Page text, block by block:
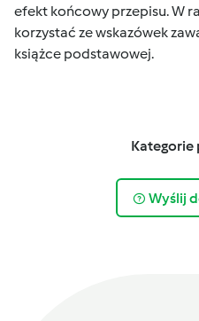
efekt końcowy przepisu. W
korzystać ze wskazówek
książce podstawowej.
Kategorie
Wyślij